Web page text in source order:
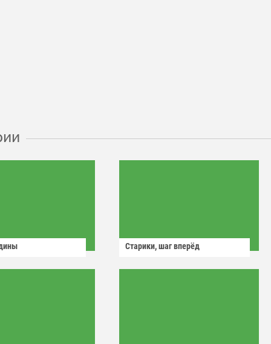
Старики, шаг вперёд